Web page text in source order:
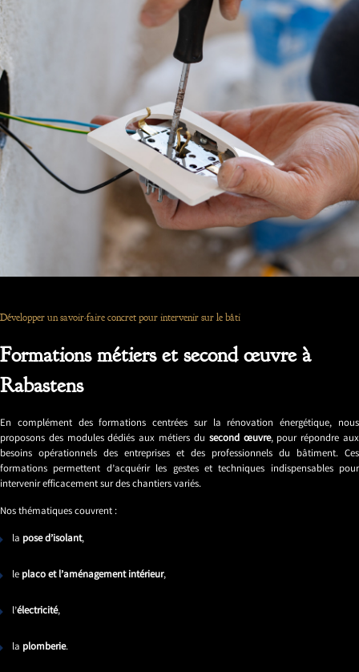
Développer un savoir-faire concret pour intervenir sur le bâti
Formations métiers et second œuvre à
Rabastens
En complément des formations centrées sur la rénovation énergétique, nous
proposons des modules dédiés aux métiers du second œuvre, pour répondre aux
besoins opérationnels des entreprises et des professionnels du bâtiment. Ces
formations permettent d’acquérir les gestes et techniques indispensables pour
intervenir efficacement sur des chantiers variés.
Nos thématiques couvrent :
la pose d’isolant,
le placo et l’aménagement intérieur,
l’électricité,
la plomberie.